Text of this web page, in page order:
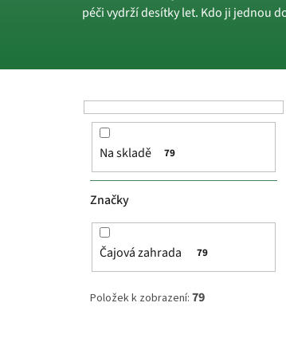
péči vydrží desítky let. Kdo ji jednou
P
Na skladě 79
Značky
Čajová zahrada 79
Položek k zobrazení: 79